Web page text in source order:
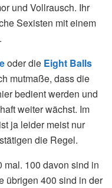
und Vollrausch. Ihr
Sexisten mit einem
oder die Eight Balls
mutmaße, dass die
bedient werden und
weiter wächst. Im
ja leider meist nur
die Regel.
mal. 100 davon sind in
übrigen 400 sind in der